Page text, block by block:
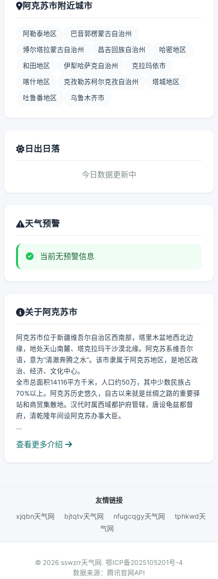
阿克苏市附近城市
阿勒泰地区 巴音郭楞蒙古自治州
博尔塔拉蒙古自治州 昌吉回族自治州 哈密地区
和田地区 伊犁哈萨克自治州 克拉玛依市
喀什地区 克孜勒苏柯尔克孜自治州 塔城地区
吐鲁番地区 乌鲁木齐市
日出日落
今日数据更新中
天气预警
当前无预警信息
关于阿克苏市
阿克苏市位于新疆维吾尔自治区西南部，塔里木盆地西北边
缘，地处天山南麓、塔克拉玛干沙漠北缘。阿克苏系维吾尔
语，意为“清澈奔腾之水”。该市隶属于阿克苏地区，是地区政
治、经济、文化中心。
全市总面积14116平方千米，人口约50万，其中少数民族占
70%以上。阿克苏历史悠久，自古以来就是丝绸之路的重要驿
站和商贸集散地。汉代时属西域都护府管辖，唐设龟兹都督
府，清乾隆年间设阿克苏办事大臣。
...
查看更多介绍
友情链接
xjqbn天气网
bjtqtv天气网 nfugcqgy天气网
tphkwd天
气网
© 2026 sswzrr天气网. 鄂ICP备2025105201号-4
数据来源：腾讯官网API